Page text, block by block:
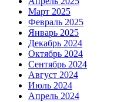
Март 2025
Февраль 2025
Январь 2025
Декабрь 2024
Октябрь 2024
Сентябрь 2024
Август 2024
Июль 2024
Апрель 2024